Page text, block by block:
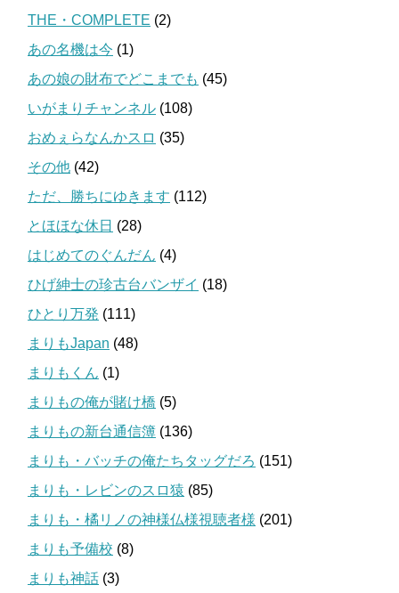
THE・COMPLETE (2)
あの名機は今 (1)
あの娘の財布でどこまでも (45)
いがまりチャンネル (108)
おめぇらなんかスロ (35)
その他 (42)
ただ、勝ちにゆきます (112)
とほほな休日 (28)
はじめてのぐんだん (4)
ひげ紳士の珍古台バンザイ (18)
ひとり万発 (111)
まりもJapan (48)
まりもくん (1)
まりもの俺が賭け橋 (5)
まりもの新台通信簿 (136)
まりも・バッチの俺たちタッグだろ (151)
まりも・レビンのスロ猿 (85)
まりも・橘リノの神様仏様視聴者様 (201)
まりも予備校 (8)
まりも神話 (3)